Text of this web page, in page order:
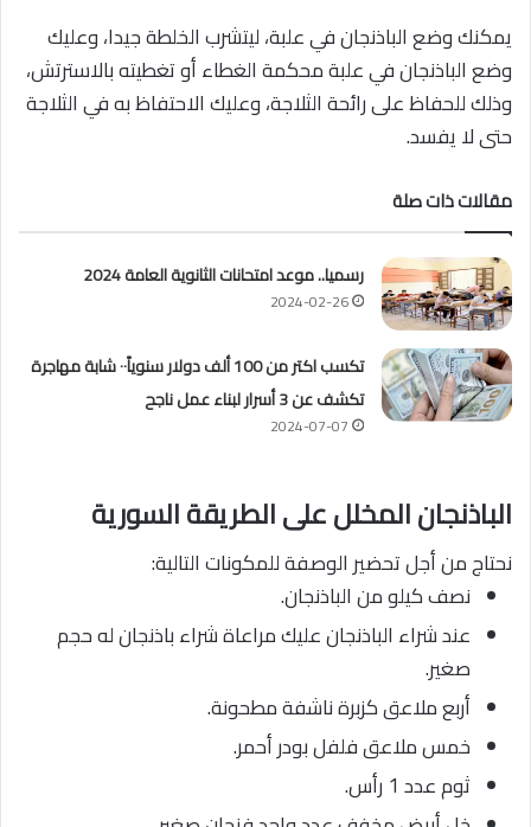
يمكنك وضع الباذنجان في علبة، ليتشرب الخلطة جيدا، وعليك
وضع الباذنجان في علبة محكمة الغطاء أو تغطيته بالاسترتش،
وذلك للحفاظ على رائحة الثلاجة، وعليك الاحتفاظ به في الثلاجة
حتى لا يفسد.
مقالات ذات صلة
رسميا.. موعد امتحانات الثانوية العامة 2024
2024-02-26
تكسب اكتر من 100 ألف دولار سنوياً٠٠ شابة مهاجرة
تكشف عن 3 أسرار لبناء عمل ناجح
2024-07-07
الباذنجان المخلل على الطريقة السورية
نحتاج من أجل تحضير الوصفة للمكونات التالية:
نصف كيلو من الباذنجان.
عند شراء الباذنجان عليك مراعاة شراء باذنجان له حجم
صغير.
أربع ملاعق كزبرة ناشفة مطحونة.
خمس ملاعق فلفل بودر أحمر.
ثوم عدد 1 رأس.